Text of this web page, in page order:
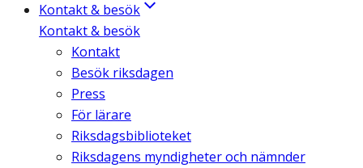
Kontakt & besök
Kontakt & besök
Kontakt
Besök riksdagen
Press
För lärare
Riksdagsbiblioteket
Riksdagens myndigheter och nämnder